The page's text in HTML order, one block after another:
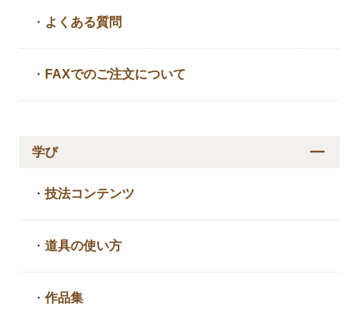
・ よくある質問
・ FAXでのご注文について
学び
・技法コンテンツ
・道具の使い方
・作品集